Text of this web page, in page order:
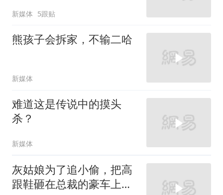
新媒体 5跟贴
熊孩子会拆家，不输二哈
新媒体
难道这是传说中的摸头
杀？
新媒体
灰姑娘为了追小偷，把高
跟鞋砸在总裁的豪车上，